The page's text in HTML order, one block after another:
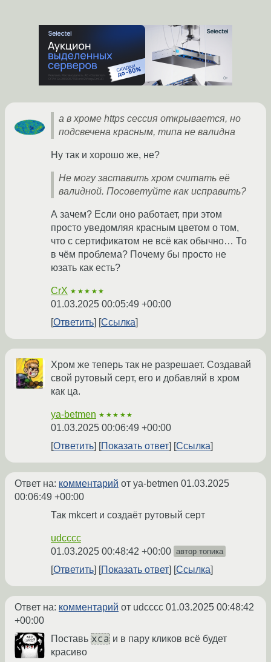
а в хроме https сессия открывается, но
подсвечена красным, типа не валидна
Ну так и хорошо же, не?
Не могу заставить хром считать её
валидной. Посоветуйте как исправить?
А зачем? Если оно работает, при этом
просто уведомляя красным цветом о том,
что с сертификатом не всё как обычно… То
в чём проблема? Почему бы просто не
юзать как есть?
CrX ★★★★★
01.03.2025 00:05:49 +00:00
Ответить
Ссылка
Хром же теперь так не разрешает. Создавай
свой рутовый серт, его и добавляй в хром
как ца.
ya-betmen ★★★★★
01.03.2025 00:06:49 +00:00
Ответить
Показать ответ Ссылка
Ответ на: комментарий от ya-betmen 01.03.2025
00:06:49 +00:00
Так mkcert и создаёт рутовый серт
udcccc
01.03.2025 00:48:42 +00:00 автор топика
Ответить Показать ответ Ссылка
Ответ на: комментарий от udcccc 01.03.2025 00:48:42
+00:00
Поставь xca и в пару кликов всё будет
красиво